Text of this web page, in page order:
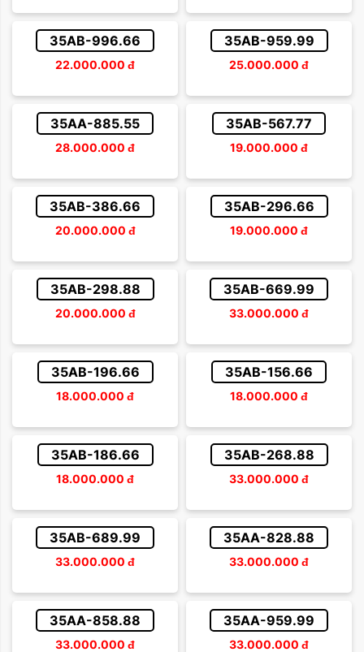
35AB-996.66
22.000.000 đ
35AB-959.99
25.000.000 đ
35AA-885.55
28.000.000 đ
35AB-567.77
19.000.000 đ
35AB-386.66
20.000.000 đ
35AB-296.66
19.000.000 đ
35AB-298.88
20.000.000 đ
35AB-669.99
33.000.000 đ
35AB-196.66
18.000.000 đ
35AB-156.66
18.000.000 đ
35AB-186.66
18.000.000 đ
35AB-268.88
33.000.000 đ
35AB-689.99
33.000.000 đ
35AA-828.88
33.000.000 đ
35AA-858.88
33.000.000 đ
35AA-959.99
33.000.000 đ